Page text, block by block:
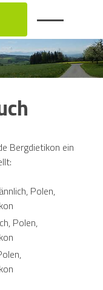
Bergdietikon ein
Polen,
Polen,